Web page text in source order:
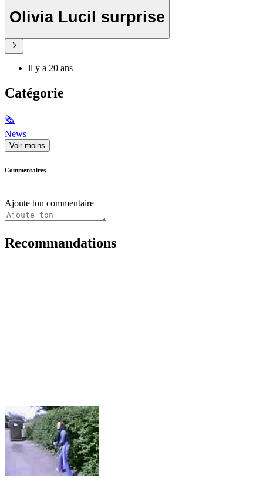
Olivia Lucil surprise
il y a 20 ans
Catégorie
🗞
News
Voir moins
Commentaires
Ajoute ton commentaire
Recommandations